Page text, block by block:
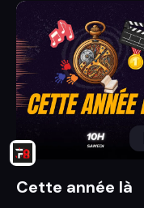
Cette année là